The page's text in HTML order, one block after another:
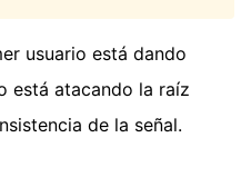
usuario está dando
está atacando la raíz
de la señal.